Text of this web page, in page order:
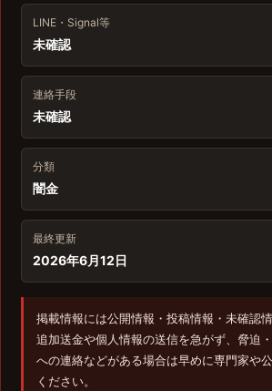
LINE・Signal等
未確認
連絡手段
未確認
分類
闇金
最終更新
2026年6月12日
掲載情報には公開情報・投稿情報・未確認
追加送金や個人情報の送信を急がず、脅迫
への連絡などがある場合は早めに専門家や
ください。